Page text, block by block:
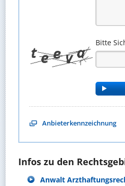
Bitte
Anbieterkennzeichnung
Infos zu den
Anwalt